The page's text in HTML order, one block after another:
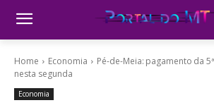
Home Economia
Pé-de-Meia: pagamento da
nesta segunda
Economia